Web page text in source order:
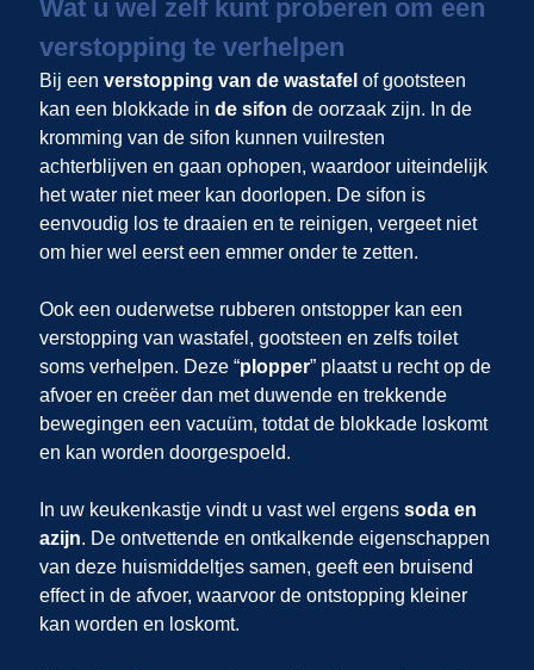
Wat u wel zelf kunt proberen om een
verstopping te verhelpen
Bij een verstopping van de wastafel of gootsteen
kan een blokkade in de sifon de oorzaak zijn. In de
kromming van de sifon kunnen vuilresten
achterblijven en gaan ophopen, waardoor uiteindelijk
het water niet meer kan doorlopen. De sifon is
eenvoudig los te draaien en te reinigen, vergeet niet
om hier wel eerst een emmer onder te zetten.
Ook een ouderwetse rubberen ontstopper kan een
verstopping van wastafel, gootsteen en zelfs toilet
soms verhelpen. Deze “plopper” plaatst u recht op de
afvoer en creëer dan met duwende en trekkende
bewegingen een vacuüm, totdat de blokkade loskomt
en kan worden doorgespoeld.
In uw keukenkastje vindt u vast wel ergens soda en
azijn. De ontvettende en ontkalkende eigenschappen
van deze huismiddeltjes samen, geeft een bruisend
effect in de afvoer, waarvoor de ontstopping kleiner
kan worden en loskomt.